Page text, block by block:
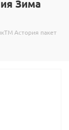
Зима
Астория пакет